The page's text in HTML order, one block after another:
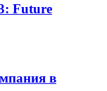
Future
в